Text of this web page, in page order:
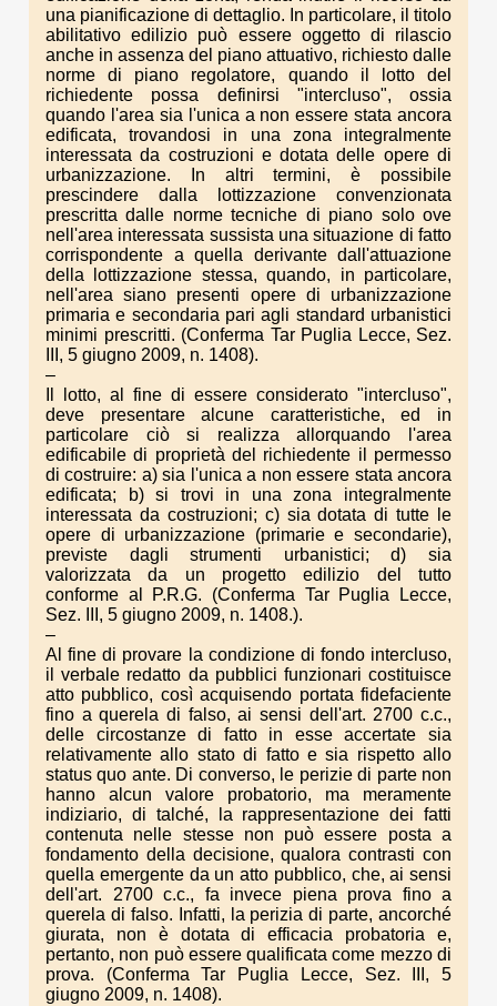
una pianificazione di dettaglio. In particolare, il titolo
abilitativo edilizio può essere oggetto di rilascio
anche in assenza del piano attuativo, richiesto dalle
norme di piano regolatore, quando il lotto del
richiedente possa definirsi "intercluso", ossia
quando l'area sia l'unica a non essere stata ancora
edificata, trovandosi in una zona integralmente
interessata da costruzioni e dotata delle opere di
urbanizzazione. In altri termini, è possibile
prescindere dalla lottizzazione convenzionata
prescritta dalle norme tecniche di piano solo ove
nell'area interessata sussista una situazione di fatto
corrispondente a quella derivante dall'attuazione
della lottizzazione stessa, quando, in particolare,
nell'area siano presenti opere di urbanizzazione
primaria e secondaria pari agli standard urbanistici
minimi prescritti. (Conferma Tar Puglia Lecce, Sez.
III, 5 giugno 2009, n. 1408).
–
Il lotto, al fine di essere considerato "intercluso",
deve presentare alcune caratteristiche, ed in
particolare ciò si realizza allorquando l'area
edificabile di proprietà del richiedente il permesso
di costruire: a) sia l'unica a non essere stata ancora
edificata; b) si trovi in una zona integralmente
interessata da costruzioni; c) sia dotata di tutte le
opere di urbanizzazione (primarie e secondarie),
previste dagli strumenti urbanistici; d) sia
valorizzata da un progetto edilizio del tutto
conforme al P.R.G. (Conferma Tar Puglia Lecce,
Sez. III, 5 giugno 2009, n. 1408.).
–
Al fine di provare la condizione di fondo intercluso,
il verbale redatto da pubblici funzionari costituisce
atto pubblico, così acquisendo portata fidefaciente
fino a querela di falso, ai sensi dell'art. 2700 c.c.,
delle circostanze di fatto in esse accertate sia
relativamente allo stato di fatto e sia rispetto allo
status quo ante. Di converso, le perizie di parte non
hanno alcun valore probatorio, ma meramente
indiziario, di talché, la rappresentazione dei fatti
contenuta nelle stesse non può essere posta a
fondamento della decisione, qualora contrasti con
quella emergente da un atto pubblico, che, ai sensi
dell'art. 2700 c.c., fa invece piena prova fino a
querela di falso. Infatti, la perizia di parte, ancorché
giurata, non è dotata di efficacia probatoria e,
pertanto, non può essere qualificata come mezzo di
prova. (Conferma Tar Puglia Lecce, Sez. III, 5
giugno 2009, n. 1408).